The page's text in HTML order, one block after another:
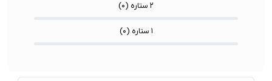
۲ ستاره ( ۰)
۱ ستاره ( ۰)